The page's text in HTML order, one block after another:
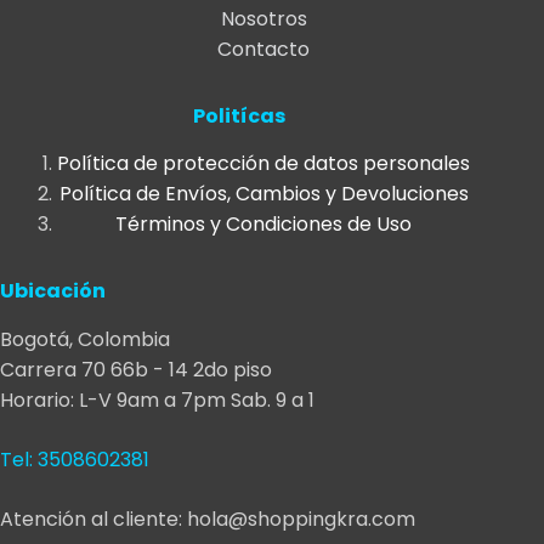
elegir
en
la
de
producto
Nosotros
Contacto
Politícas
Política de protección de datos personales
Política de Envíos, Cambios y Devoluciones
Términos y Condiciones de Uso
Ubicación
Bogotá, Colombia
Carrera 70 66b - 14 2do piso
Horario: L-V 9am a 7pm Sab. 9 a 1
Tel: 3508602381
Atención al cliente: hola@shoppingkra.com